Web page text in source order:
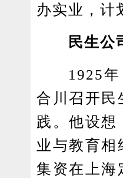
办实业，计
民生公
1925年，
合川召开民
践。他设想
业与教育相
集资在上海